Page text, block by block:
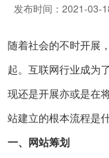
发布时间：2021-
随着社会的不时开展
起。互联网行业成为
现还是开展亦或是在
站建立的根本流程是
一、网站筹划